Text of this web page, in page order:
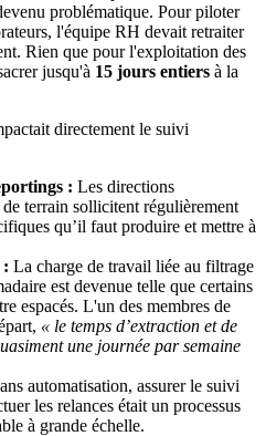
problématique. Pour piloter
l'équipe RH devait retraiter
Rien que pour l'exploitation des
jusqu'à 15 jours entiers à la
directement le suivi
: Les directions
terrain sollicitent régulièrement
qu’il faut produire et mettre à
: La charge de travail liée au filtrage
est devenue telle que certains
espacés. L'un des membres de
« le temps d’extraction et de
une journée par semaine
automatisation, assurer le suivi
les relances était un processus
à grande échelle.